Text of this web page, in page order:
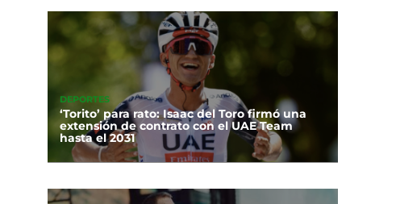
DEPORTES
‘Torito’ para rato: Isaac del Toro firmó una
extensión de contrato con el UAE Team
hasta el 2031